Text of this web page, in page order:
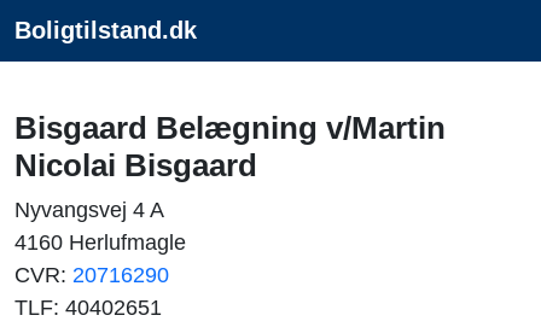
Boligtilstand.dk
Bisgaard Belægning v/Martin
Nicolai Bisgaard
Nyvangsvej 4 A
4160 Herlufmagle
CVR: 20716290
TLF: 40402651